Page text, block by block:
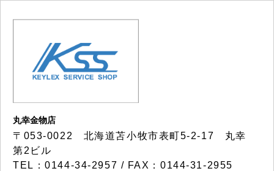
丸幸金物店
〒053-0022 北海道苫小牧市表町5-2-17 丸幸
第2ビル
TEL：0144-34-2957 / FAX：0144-31-2955